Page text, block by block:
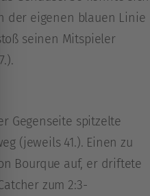
der eigenen blauen Linie
seinen Mitspieler
Gegenseite spitzelte
(jeweils 41.). Einen zu
Bourque auf, er driftete
zum 2:3-